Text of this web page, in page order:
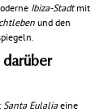
Ibiza-Stadt mit
und den
darüber
Santa Eulaliaeine